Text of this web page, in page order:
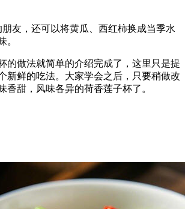
，还可以将黄瓜、西红柿换成当季水
。
做法就简单的介绍完成了，这里只是提
新鲜的吃法。大家学会之后，只要稍做改
香甜，风味各异的荷香莲子杯了。